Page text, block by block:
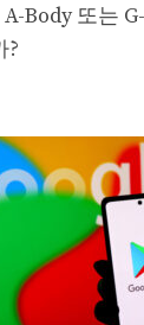
Body 또는
?